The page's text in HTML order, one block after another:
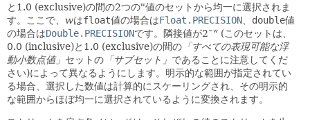
と1.0 (exclusive)の間の2つのw値のセットから均一に選択されま
す。ここで、 wはfloat値の場合はFloat.PRECISION double値
の場合はDouble.PRECISIONです。隣接値が2−w (このセットは、
0.0 (inclusive)と1.0 (exclusive)の間の 「すべての表現可能な浮
動小数点値」 セットの 「サブセット」 であることに注意してくだ
さい)によって異なるようにします。明示的な範囲が指定されてい
る場合、選択した数値は計算的にスケーリングされ、その明示的
な範囲からほぼ均一に選択されているように変換されます。